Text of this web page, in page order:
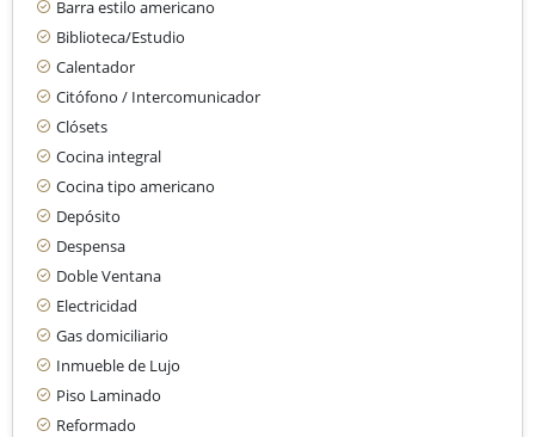
Barra estilo americano
Biblioteca/Estudio
Calentador
Citófono / Intercomunicador
Clósets
Cocina integral
Cocina tipo americano
Depósito
Despensa
Doble Ventana
Electricidad
Gas domiciliario
Inmueble de Lujo
Piso Laminado
Reformado